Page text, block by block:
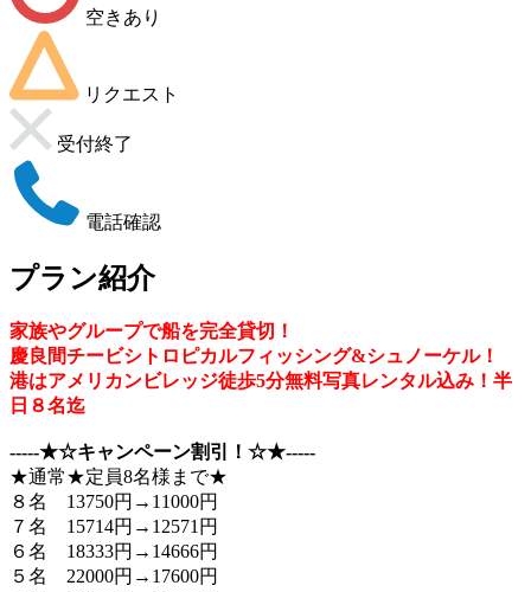
空きあり
リクエスト
受付終了
電話確認
プラン紹介
家族やグループで船を完全貸切！
慶良間チービシトロピカルフィッシング&シュノーケル！
港はアメリカンビレッジ徒歩5分無料写真レンタル込み！半
日８名迄
‐‐‐‐‐★☆キャンペーン割引！☆★‐‐‐‐‐
★通常★定員8名様まで★
８名 13750円→11000円
７名 15714円→12571円
６名 18333円→14666円
５名 22000円→17600円